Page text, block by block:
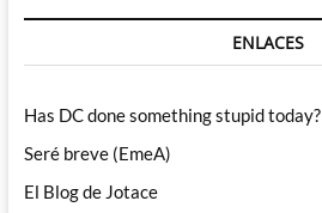
ENLACES
Has DC done something stupid today?
Seré breve (EmeA)
El Blog de Jotace